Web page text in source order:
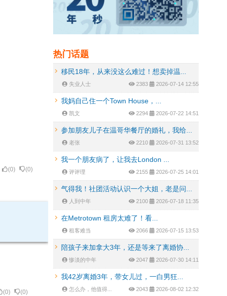
(0) (0)
(0) (0)
热门话题
移民18年，从来没这么难过！想卖掉温...
失业人士 2383 2026-07-14 12:55
我妈自己住一个Town House，...
凯文 2294 2026-07-22 14:51
参加朋友儿子在温哥华餐厅的婚礼，我给...
老张 2210 2026-07-31 13:52
我一个朋友病了，让我去London ...
评评理 2155 2026-07-25 14:01
气得我！社团活动认识一个大姐，老是问...
人到中年 2100 2026-07-18 11:35
在Metrotown 租房太难了！看...
租客难当 2066 2026-07-15 13:53
陪孩子来加拿大3年，还是等来了离婚协...
惨淡的中年 2047 2026-07-30 14:11
我42岁离婚3年，带女儿过，一白男狂...
怎么办，他值得... 2043 2026-08-02 12:32